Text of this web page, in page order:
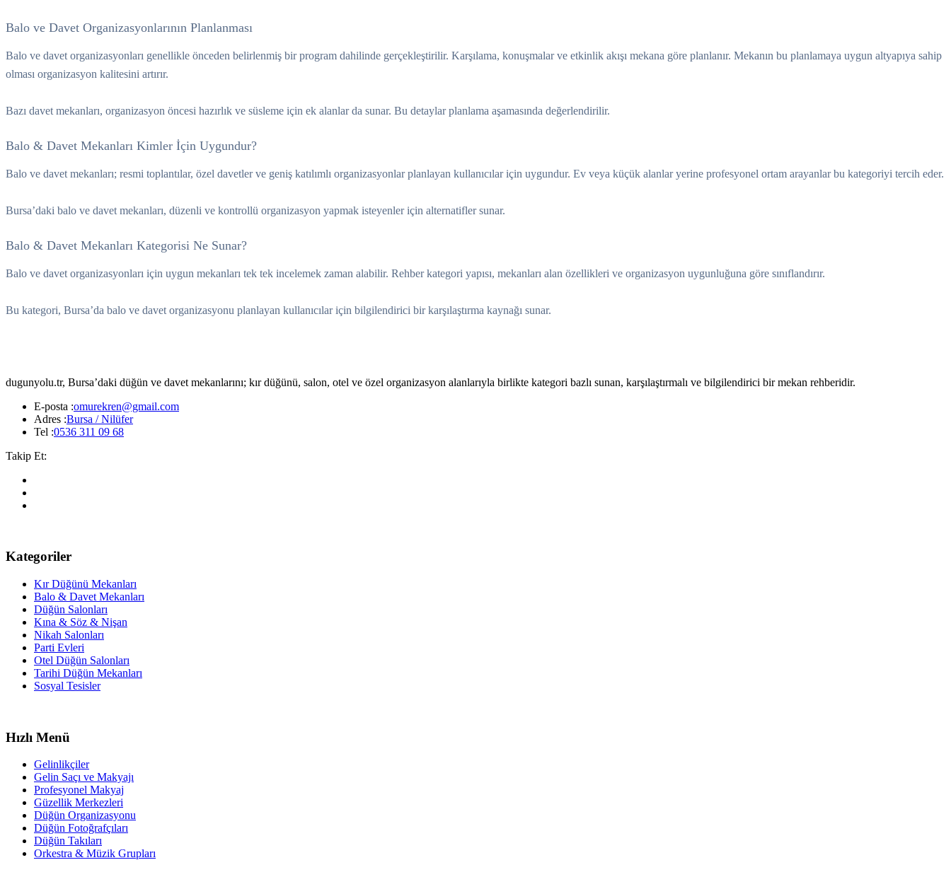
Balo ve Davet Organizasyonlarının Planlanması
Balo ve davet organizasyonları genellikle önceden belirlenmiş bir program dahilinde gerçekleştirilir. Karşılama, konuşmalar ve etkinlik akışı mekana göre planlanır. Mekanın bu planlamaya uygun altyapıya sahip
olması organizasyon kalitesini artırır.
Bazı davet mekanları, organizasyon öncesi hazırlık ve süsleme için ek alanlar da sunar. Bu detaylar planlama aşamasında değerlendirilir.
Balo & Davet Mekanları Kimler İçin Uygundur?
Balo ve davet mekanları; resmi toplantılar, özel davetler ve geniş katılımlı organizasyonlar planlayan kullanıcılar için uygundur. Ev veya küçük alanlar yerine profesyonel ortam arayanlar bu kategoriyi tercih eder.
Bursa’daki balo ve davet mekanları, düzenli ve kontrollü organizasyon yapmak isteyenler için alternatifler sunar.
Balo & Davet Mekanları Kategorisi Ne Sunar?
Balo ve davet organizasyonları için uygun mekanları tek tek incelemek zaman alabilir. Rehber kategori yapısı, mekanları alan özellikleri ve organizasyon uygunluğuna göre sınıflandırır.
Bu kategori, Bursa’da balo ve davet organizasyonu planlayan kullanıcılar için bilgilendirici bir karşılaştırma kaynağı sunar.
dugunyolu.tr, Bursa’daki düğün ve davet mekanlarını; kır düğünü, salon, otel ve özel organizasyon alanlarıyla birlikte kategori bazlı sunan, karşılaştırmalı ve bilgilendirici bir mekan rehberidir.
E-posta :omurekren@gmail.com
Adres :Bursa / Nilüfer
Tel :0536 311 09 68
Takip Et:
Kategoriler
Kır Düğünü Mekanları
Balo & Davet Mekanları
Düğün Salonları
Kına & Söz & Nişan
Nikah Salonları
Parti Evleri
Otel Düğün Salonları
Tarihi Düğün Mekanları
Sosyal Tesisler
Hızlı Menü
Gelinlikçiler
Gelin Saçı ve Makyajı
Profesyonel Makyaj
Güzellik Merkezleri
Düğün Organizasyonu
Düğün Fotoğrafçıları
Düğün Takıları
Orkestra & Müzik Grupları